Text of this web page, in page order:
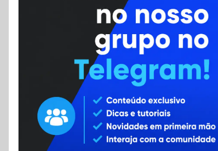
Enviar Dica
Contato